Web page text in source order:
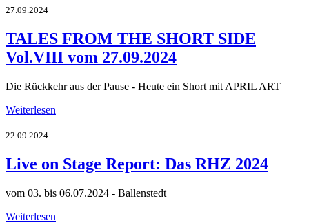
27.09.2024
TALES FROM THE SHORT SIDE
Vol.VIII vom 27.09.2024
Die Rückkehr aus der Pause - Heute ein Short mit APRIL ART
Weiterlesen
22.09.2024
Live on Stage Report: Das RHZ 2024
vom 03. bis 06.07.2024 - Ballenstedt
Weiterlesen